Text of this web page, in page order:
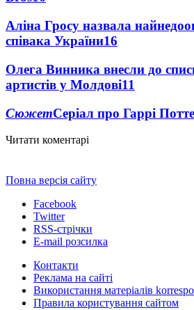
Аліна Гросу назвала
співака України16
Олега Винника внесли до
артистів у Молдові11
СюжетСеріал про Гаррі
Читати коментарі
Повна версія сайту
Facebook
Twitter
RSS-стрічки
E-mail розсилка
Контакти
Реклама на сайті
Використання матеріалів
Правила користування сайтом